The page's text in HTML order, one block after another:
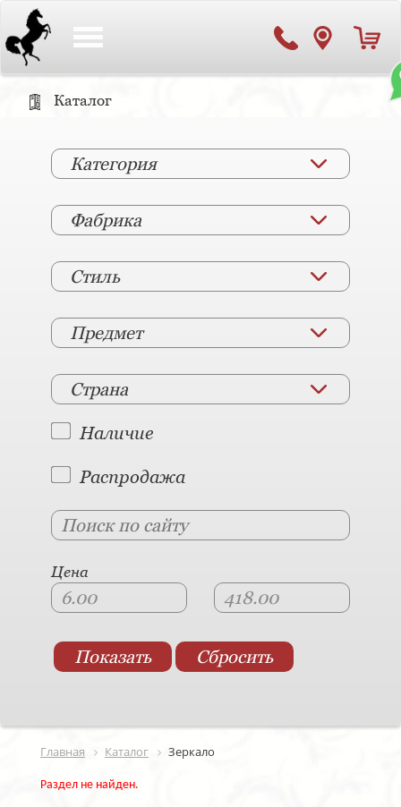
Каталог
Категория
Фабрика
Стиль
Предмет
Страна
Наличие
Распродажа
Цена
Главная Каталог Зеркало
Раздел не найден.